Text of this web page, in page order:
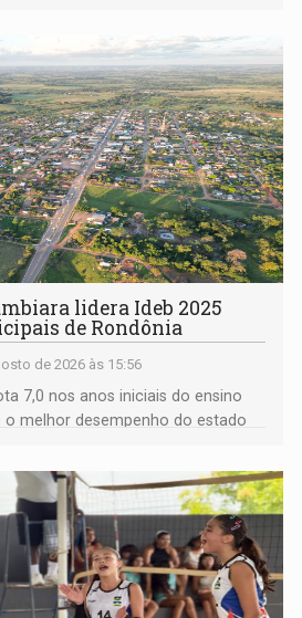
lidera Ideb 2025
de Rondônia
de 2026 às 15:56
7,0 nos anos iniciais do ensino
melhor desempenho do estado